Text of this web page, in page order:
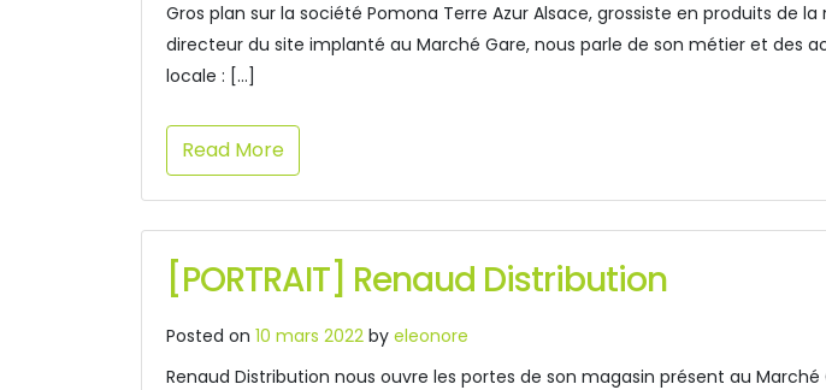
Gros plan sur la société Pomona Terre Azur Alsace, grossiste en produits de
directeur du site implanté au Marché Gare, nous parle de son métier et des
locale : […]
Read More
[PORTRAIT] Renaud Distribution
Posted on 10 mars 2022 by eleonore
Renaud Distribution nous ouvre les portes de son magasin présent au